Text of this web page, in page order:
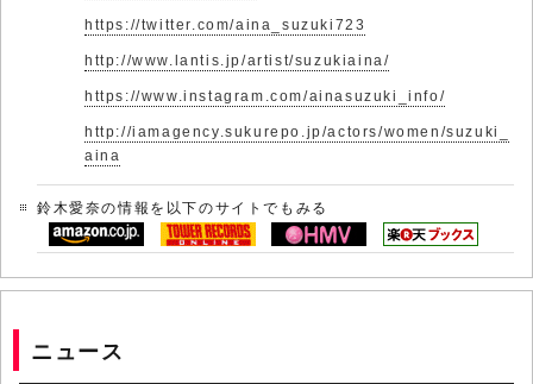
https://twitter.com/aina_suzuki723
http://www.lantis.jp/artist/suzukiaina/
https://www.instagram.com/ainasuzuki_info/
http://iamagency.sukurepo.jp/actors/women/suzuki_
aina
鈴木愛奈の情報を以下のサイトでもみる
ニュース